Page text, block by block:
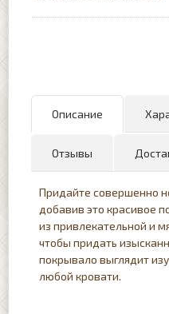
Описание
Отзывы
Придайте совершенно
добавив это красивое
из привлекательной и
чтобы придать
покрывало выглядит
любой кровати.